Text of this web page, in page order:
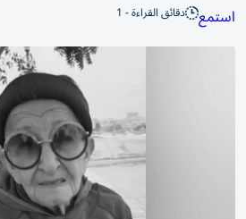
استمع دقائق القراءة - 1